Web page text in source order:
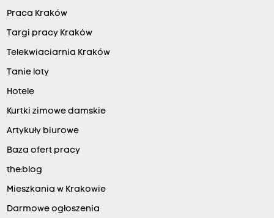
Praca Kraków
Targi pracy Kraków
Telekwiaciarnia Kraków
Tanie loty
Hotele
Kurtki zimowe damskie
Artykuły biurowe
Baza ofert pracy
the:blog
Mieszkania w Krakowie
Darmowe ogłoszenia